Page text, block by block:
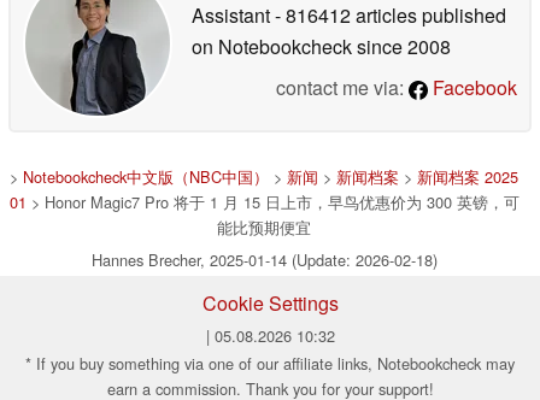
Assistant- 816412 articles published
on Notebookchecksince 2008
contact me via:
Facebook
> Notebookcheck中文版（NBC中国） > 新闻 > 新闻档案 > 新闻档案 2025
01 > Honor Magic7 Pro 将于 1 月 15 日上市，早鸟优惠价为 300 英镑，可
能比预期便宜
Hannes Brecher, 2025-01-14 (Update: 2026-02-18)
Cookie Settings
| 05.08.2026 10:32
* If you buy something via one of our affiliate links, Notebookcheck may
earn a commission. Thank you for your support!